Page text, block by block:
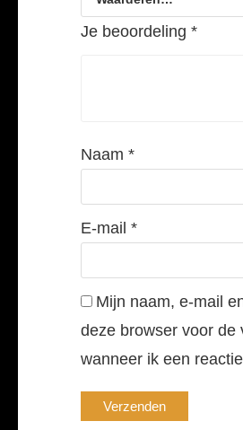
Je beoordeling *
Naam *
E-mail *
Mijn naam, e-mail
deze browser voor de
wanneer ik een